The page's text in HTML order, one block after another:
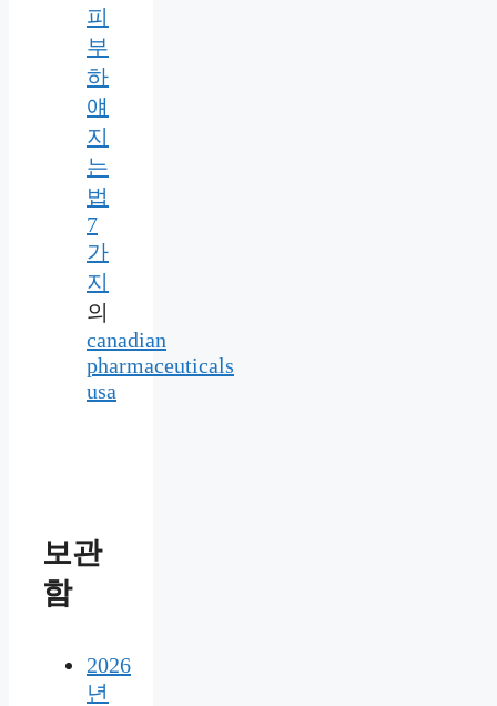
피
부
하
얘
지
는
법
7
가
지
의
canadian
pharmaceuticals
usa
보관
함
2026
년